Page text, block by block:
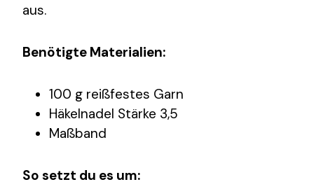
aus.
Benötigte Materialien:
100 g reißfestes Garn
Häkelnadel Stärke 3,5
Maßband
So setzt du es um: